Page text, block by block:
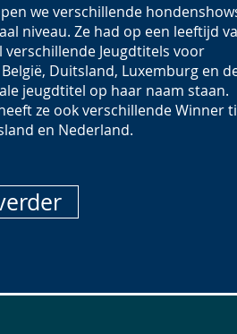
we verschillende
niveau. Ze had op een leeftijd
verschillende Jeugdtitels voor
Duitsland, Luxemburg en
jeugdtitel op haar naam staan.
ze ook verschillende Winner
en Nederland.